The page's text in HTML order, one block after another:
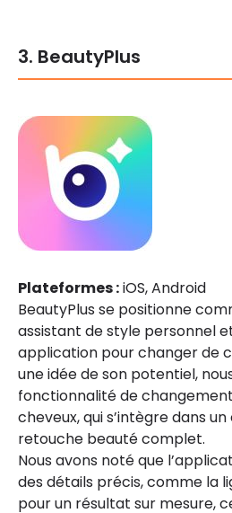
3. BeautyPlus
Plateformes :iOS, Android
BeautyPlus se positionne
assistant de style personnel
application pour changer de
une idée de son potentiel,
fonctionnalité de
cheveux, qui s’intègre dans
retouche beauté complet.
Nous avons noté que
des détails précis, comme la
pour un résultat sur mesure,